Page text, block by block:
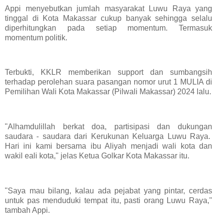
Appi menyebutkan jumlah masyarakat Luwu Raya yang
tinggal di Kota Makassar cukup banyak sehingga selalu
diperhitungkan pada setiap momentum. Termasuk
momentum politik.
Terbukti, KKLR memberikan support dan sumbangsih
terhadap perolehan suara pasangan nomor urut 1 MULIA di
Pemilihan Wali Kota Makassar (Pilwali Makassar) 2024 lalu.
"Alhamdulillah berkat doa, partisipasi dan dukungan
saudara - saudara dari Kerukunan Keluarga Luwu Raya.
Hari ini kami bersama ibu Aliyah menjadi wali kota dan
wakil eali kota," jelas Ketua Golkar Kota Makassar itu.
"Saya mau bilang, kalau ada pejabat yang pintar, cerdas
untuk pas menduduki tempat itu, pasti orang Luwu Raya,"
tambah Appi.